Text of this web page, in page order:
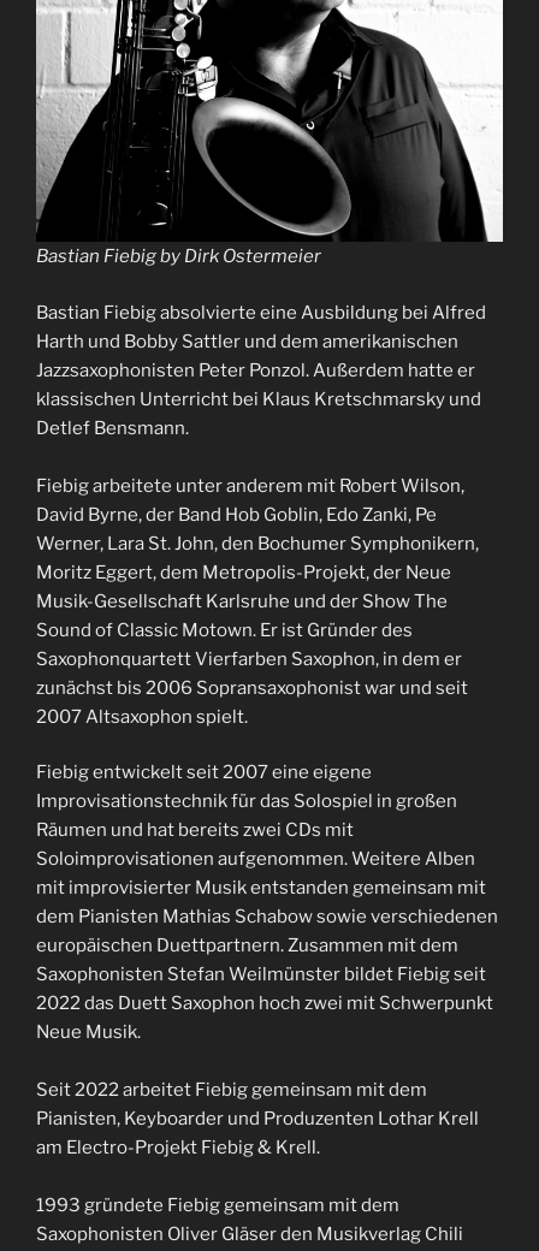
Bastian Fiebig by Dirk Ostermeier
Bastian Fiebig absolvierte eine Ausbildung bei Alfred
Harth und Bobby Sattler und dem amerikanischen
Jazzsaxophonisten Peter Ponzol. Außerdem hatte er
klassischen Unterricht bei Klaus Kretschmarsky und
Detlef Bensmann.
Fiebig arbeitete unter anderem mit Robert Wilson,
David Byrne, der Band Hob Goblin, Edo Zanki, Pe
Werner, Lara St. John, den Bochumer Symphonikern,
Moritz Eggert, dem Metropolis-Projekt, der Neue
Musik-Gesellschaft Karlsruhe und der Show The
Sound of Classic Motown. Er ist Gründer des
Saxophonquartett Vierfarben Saxophon, in dem er
zunächst bis 2006 Sopransaxophonist war und seit
2007 Altsaxophon spielt.
Fiebig entwickelt seit 2007 eine eigene
Improvisationstechnik für das Solospiel in großen
Räumen und hat bereits zwei CDs mit
Soloimprovisationen aufgenommen. Weitere Alben
mit improvisierter Musik entstanden gemeinsam mit
dem Pianisten Mathias Schabow sowie verschiedenen
europäischen Duettpartnern. Zusammen mit dem
Saxophonisten Stefan Weilmünster bildet Fiebig seit
2022 das Duett Saxophon hoch zwei mit Schwerpunkt
Neue Musik.
Seit 2022 arbeitet Fiebig gemeinsam mit dem
Pianisten, Keyboarder und Produzenten Lothar Krell
am Electro-Projekt Fiebig & Krell.
1993 gründete Fiebig gemeinsam mit dem
Saxophonisten Oliver Gläser den Musikverlag Chili